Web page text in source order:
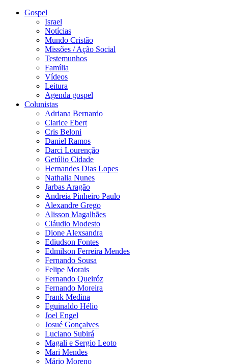
Gospel
Israel
Notícias
Mundo Cristão
Missões / Ação Social
Testemunhos
Família
Vídeos
Leitura
Agenda gospel
Colunistas
Adriana Bernardo
Clarice Ebert
Cris Beloni
Daniel Ramos
Darci Lourenção
Getúlio Cidade
Hernandes Dias Lopes
Nathalia Nunes
Jarbas Aragão
Andreia Pinheiro Paulo
Alexandre Grego
Alisson Magalhães
Cláudio Modesto
Dione Alexsandra
Ediudson Fontes
Edmilson Ferreira Mendes
Fernando Sousa
Felipe Morais
Fernando Queiróz
Fernando Moreira
Frank Medina
Eguinaldo Hélio
Joel Engel
Josué Gonçalves
Luciano Subirá
Magali e Sergio Leoto
Mari Mendes
Mário Moreno